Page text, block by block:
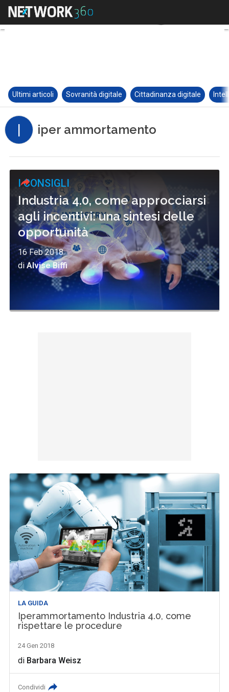
Ultimi articoli Sovranità digitale Cittadinanza digitale
I iper ammortamento
I CONSIGLI
Industria 4.0, come approcciarsi
agli incentivi: una sintesi delle
opportunità
16 Feb 2018
diAlvise Biffi
LA GUIDA
Iperammortamento Industria 4.0, come
rispettare le procedure
24 Gen 2018
di Barbara Weisz
Condividi